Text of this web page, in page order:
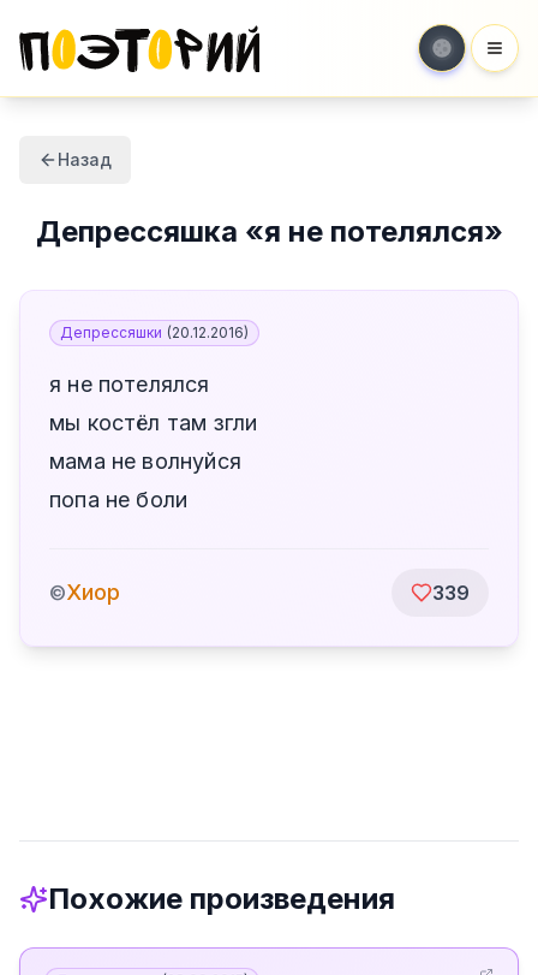
Назад
Депрессяшка «я не потелялся»
Депрессяшки (20.12.2016)
я не потелялся
мы костёл там згли
мама не волнуйся
попа не боли
©Хиор 339
Похожие произведения